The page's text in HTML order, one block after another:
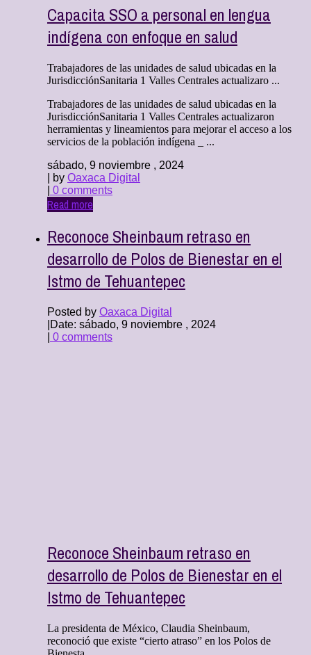
Capacita SSO a personal en lengua
indígena con enfoque en salud
Trabajadores de las unidades de salud ubicadas en la
JurisdicciónSanitaria 1 Valles Centrales actualizaro ...
Trabajadores de las unidades de salud ubicadas en la
JurisdicciónSanitaria 1 Valles Centrales actualizaron
herramientas y lineamientos para mejorar el acceso a los
servicios de la población indígena _ ...
sábado, 9 noviembre , 2024
| by Oaxaca Digital
0 comments
Read more
Reconoce Sheinbaum retraso en
desarrollo de Polos de Bienestar en el
Istmo de Tehuantepec
Posted by Oaxaca Digital
Date: sábado, 9 noviembre , 2024
0 comments
Reconoce Sheinbaum retraso en
desarrollo de Polos de Bienestar en el
Istmo de Tehuantepec
La presidenta de México, Claudia Sheinbaum,
reconoció que existe “cierto atraso” en los Polos de